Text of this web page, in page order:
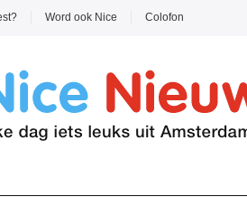
Word ook Nice Colofon